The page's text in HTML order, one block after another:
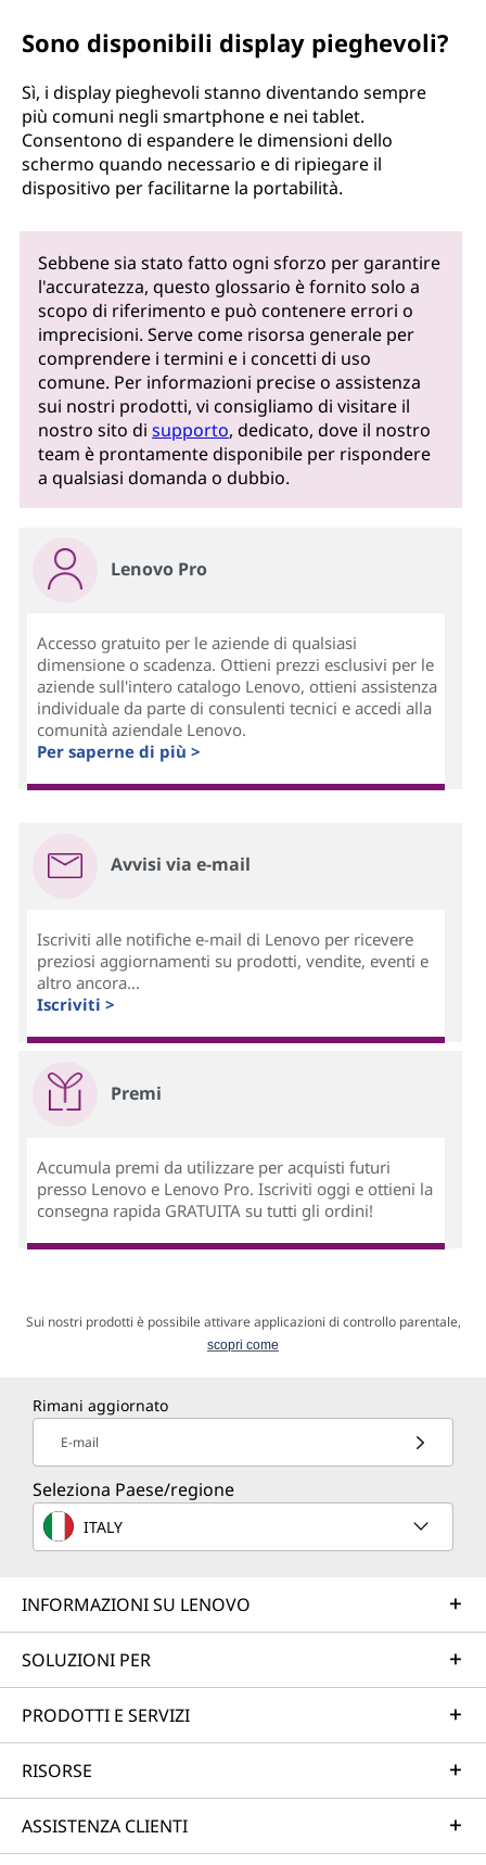
Sono disponibili display pieghevoli?
Sì, i display pieghevoli stanno diventando sempre
più comuni negli smartphone e nei tablet.
Consentono di espandere le dimensioni dello
schermo quando necessario e di ripiegare il
dispositivo per facilitarne la portabilità.
Sebbene sia stato fatto ogni sforzo per garantire
l'accuratezza, questo glossario è fornito solo a
scopo di riferimento e può contenere errori o
imprecisioni. Serve come risorsa generale per
comprendere i termini e i concetti di uso
comune. Per informazioni precise o assistenza
sui nostri prodotti, vi consigliamo di visitare il
nostro sito disupporto, dedicato, dove il nostro
team è prontamente disponibile per rispondere
a qualsiasi domanda o dubbio.
Lenovo Pro
Accesso gratuito per le aziende di qualsiasi
dimensione o scadenza. Ottieni prezzi esclusivi per le
aziende sull'intero catalogo Lenovo, ottieni assistenza
individuale da parte di consulenti tecnici e accedi alla
comunità aziendale Lenovo.
Per saperne di più >
Avvisi via e-mail
Iscriviti alle notifiche e-mail di Lenovo per ricevere
preziosi aggiornamenti su prodotti, vendite, eventi e
altro ancora...
Iscriviti >
Premi
Accumula premi da utilizzare per acquisti futuri
presso Lenovo e Lenovo Pro. Iscriviti oggi e ottieni la
consegna rapida GRATUITA su tutti gli ordini!
Sui nostri prodotti è possibile attivare applicazioni di controllo parentale,
scopri come
Rimani aggiornato
E-mail
Seleziona Paese/regione
ITALY
INFORMAZIONI SU LENOVO
SOLUZIONI PER
PRODOTTI E SERVIZI
RISORSE
ASSISTENZA CLIENTI